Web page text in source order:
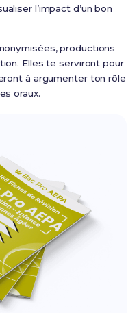
l’impact d’un bon
productions
Elles te serviront pour
à argumenter ton rôle
oraux.